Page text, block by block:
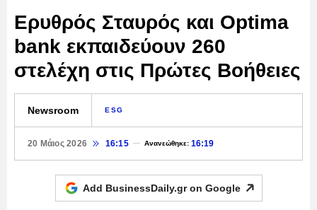
Ερυθρός Σταυρός και Optima
bank εκπαιδεύουν 260
στελέχη στις Πρώτες Βοήθειες
Newsroom ESG
20 Μάιος 2026 16:15 Ανανεώθηκε:16:19
Add BusinessDaily.gr on Google